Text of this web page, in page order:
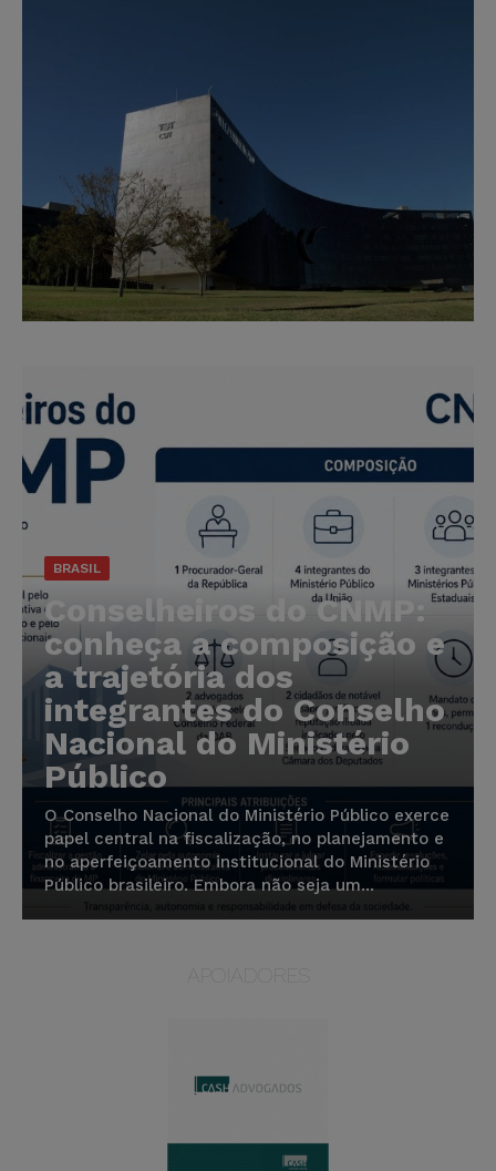
BRASIL
Conselheiros do CNMP:
conheça a composição e
a trajetória dos
integrantes do Conselho
Nacional do Ministério
Público
O Conselho Nacional do Ministério Público exerce
papel central na fiscalização, no planejamento e
no aperfeiçoamento institucional do Ministério
Público brasileiro. Embora não seja um...